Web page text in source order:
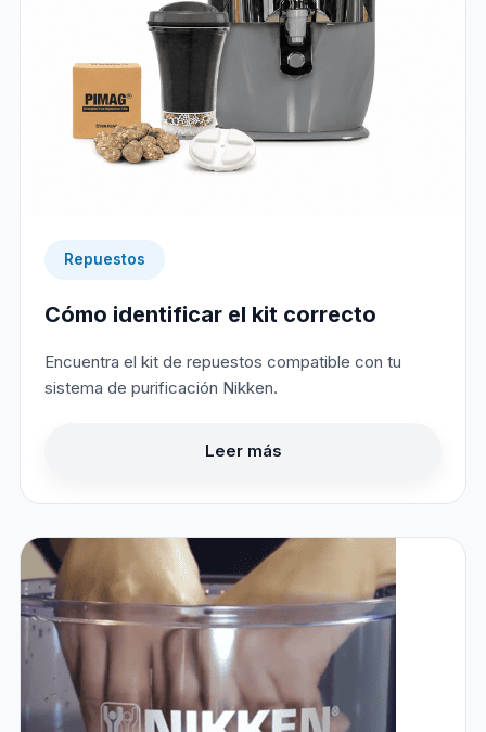
Repuestos
Cómo identificar el kit correcto
Encuentra el kit de repuestos compatible con tu
sistema de purificación Nikken.
Leer más